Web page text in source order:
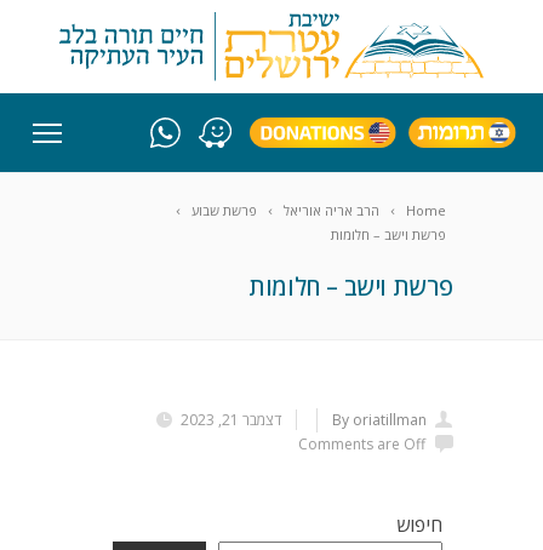
Home הרב אריה אוריאל
פרשת שבוע
פרשת וישב – חלומות
פרשת וישב – חלומות
דצמבר 21, 2023
By oriatillman
Comments are Off
חיפוש